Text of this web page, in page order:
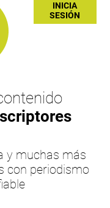
INICIA
SESIÓN
y muchas más
con periodismo